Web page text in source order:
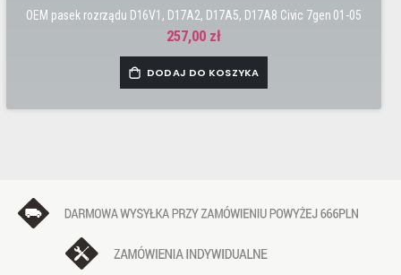
OEM pasek rozrządu D16V1, D17A2, D17A5, D17A8 Civic 7gen 01-05
257,00 zł
DODAJ DO KOSZYKA